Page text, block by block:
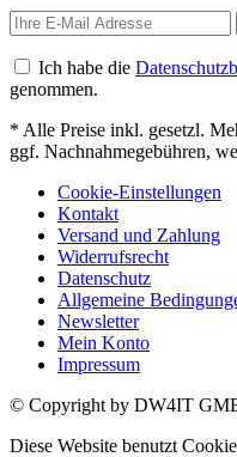
Ich habe die
genommen.
* Alle Preise inkl. gesetzl.
ggf. Nachnahmegebühren,
Cookie-Einstellungen
Kontakt
Versand und Zahlung
Widerrufsrecht
Datenschutz
Allgemeine
Newsletter
Mein Konto
Impressum
© Copyright by DW4IT
Diese Website benutzt